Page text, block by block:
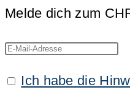
Melde dich zum
Ich habe die